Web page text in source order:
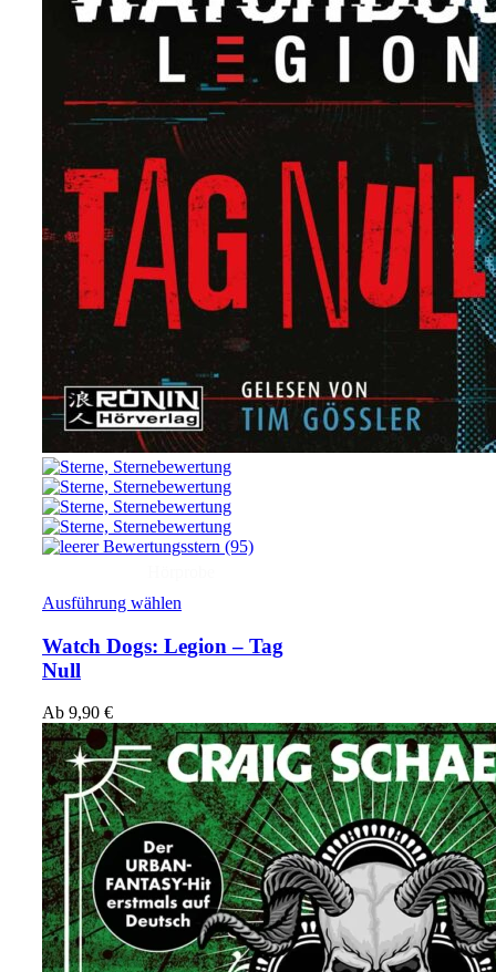
(95)
Ausführung wählen
Watch Dogs: Legion – Tag
Null
Ab 9,90 €